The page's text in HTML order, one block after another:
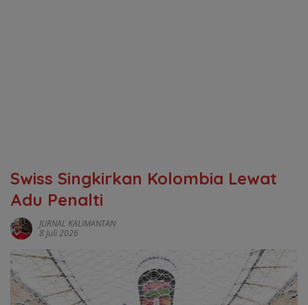
Swiss Singkirkan Kolombia Lewat
Adu Penalti
JURNAL KALIMANTAN
8 Juli 2026